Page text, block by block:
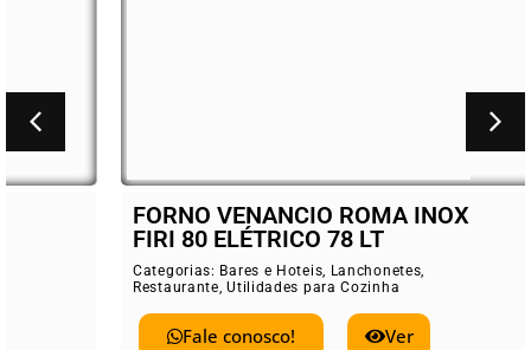
FORNO VENANCIO ROMA INOX
FIRI 80 ELÉTRICO 78 LT
Bares e Hoteis,Lanchonetes,
Utilidades para Cozinha
Fale conosco! Ver